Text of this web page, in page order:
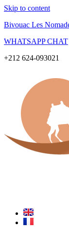
Skip to content
Bivouac Les
WHATSAPP CHAT
+212 624-093021